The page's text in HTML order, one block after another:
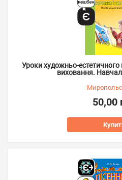
Уроки художньо-естетичного
виховання.
50,00